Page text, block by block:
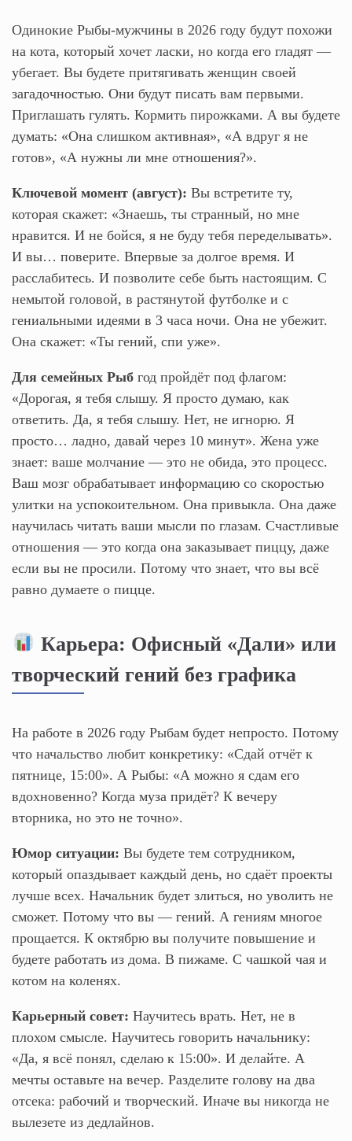
Одинокие Рыбы-мужчины в 2026 году будут похожи
на кота, который хочет ласки, но когда его гладят —
убегает. Вы будете притягивать женщин своей
загадочностью. Они будут писать вам первыми.
Приглашать гулять. Кормить пирожками. А вы будете
думать: «Она слишком активная», «А вдруг я не
готов», «А нужны ли мне отношения?».
Ключевой момент (август): Вы встретите ту,
которая скажет: «Знаешь, ты странный, но мне
нравится. И не бойся, я не буду тебя переделывать».
И вы… поверите. Впервые за долгое время. И
расслабитесь. И позволите себе быть настоящим. С
немытой головой, в растянутой футболке и с
гениальными идеями в 3 часа ночи. Она не убежит.
Она скажет: «Ты гений, спи уже».
Для семейных Рыб год пройдёт под флагом:
«Дорогая, я тебя слышу. Я просто думаю, как
ответить. Да, я тебя слышу. Нет, не игнорю. Я
просто… ладно, давай через 10 минут». Жена уже
знает: ваше молчание — это не обида, это процесс.
Ваш мозг обрабатывает информацию со скоростью
улитки на успокоительном. Она привыкла. Она даже
научилась читать ваши мысли по глазам. Счастливые
отношения — это когда она заказывает пиццу, даже
если вы не просили. Потому что знает, что вы всё
равно думаете о пицце.
Карьера: Офисный «Дали» или
творческий гений без графика
На работе в 2026 году Рыбам будет непросто. Потому
что начальство любит конкретику: «Сдай отчёт к
пятнице, 15:00». А Рыбы: «А можно я сдам его
вдохновенно? Когда муза придёт? К вечеру
вторника, но это не точно».
Юмор ситуации: Вы будете тем сотрудником,
который опаздывает каждый день, но сдаёт проекты
лучше всех. Начальник будет злиться, но уволить не
сможет. Потому что вы — гений. А гениям многое
прощается. К октябрю вы получите повышение и
будете работать из дома. В пижаме. С чашкой чая и
котом на коленях.
Карьерный совет: Научитесь врать. Нет, не в
плохом смысле. Научитесь говорить начальнику:
«Да, я всё понял, сделаю к 15:00». И делайте. А
мечты оставьте на вечер. Разделите голову на два
отсека: рабочий и творческий. Иначе вы никогда не
вылезете из дедлайнов.